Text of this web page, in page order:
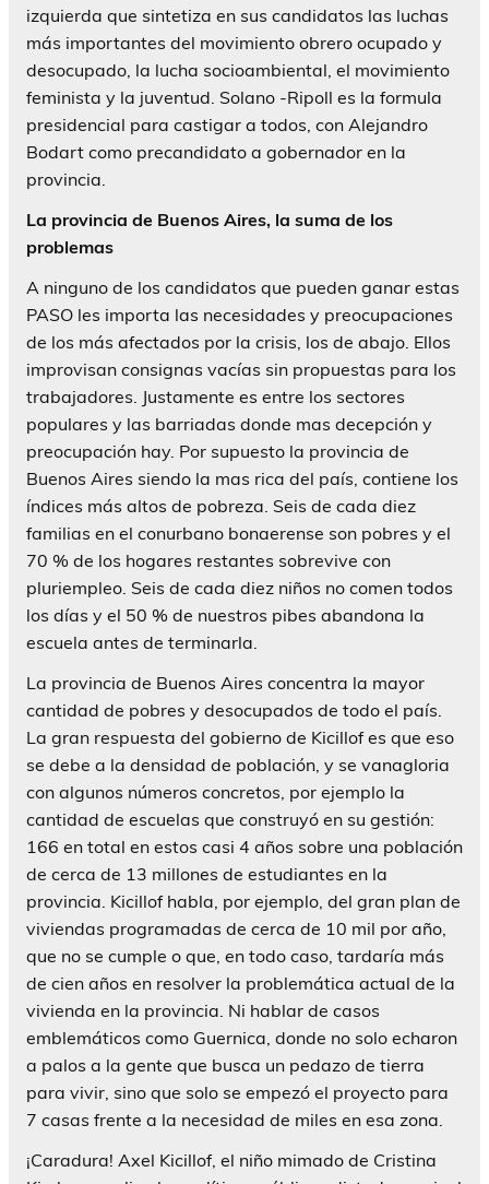
izquierda que sintetiza en sus candidatos las luchas
más importantes del movimiento obrero ocupado y
desocupado, la lucha socioambiental, el movimiento
feminista y la juventud. Solano -Ripoll es la formula
presidencial para castigar a todos, con Alejandro
Bodart como precandidato a gobernador en la
provincia.
La provincia de Buenos Aires, la suma de los
problemas
A ninguno de los candidatos que pueden ganar estas
PASO les importa las necesidades y preocupaciones
de los más afectados por la crisis, los de abajo. Ellos
improvisan consignas vacías sin propuestas para los
trabajadores. Justamente es entre los sectores
populares y las barriadas donde mas decepción y
preocupación hay. Por supuesto la provincia de
Buenos Aires siendo la mas rica del país, contiene los
índices más altos de pobreza. Seis de cada diez
familias en el conurbano bonaerense son pobres y el
70 % de los hogares restantes sobrevive con
pluriempleo. Seis de cada diez niños no comen todos
los días y el 50 % de nuestros pibes abandona la
escuela antes de terminarla.
La provincia de Buenos Aires concentra la mayor
cantidad de pobres y desocupados de todo el país.
La gran respuesta del gobierno de Kicillof es que eso
se debe a la densidad de población, y se vanagloria
con algunos números concretos, por ejemplo la
cantidad de escuelas que construyó en su gestión:
166 en total en estos casi 4 años sobre una población
de cerca de 13 millones de estudiantes en la
provincia. Kicillof habla, por ejemplo, del gran plan de
viviendas programadas de cerca de 10 mil por año,
que no se cumple o que, en todo caso, tardaría más
de cien años en resolver la problemática actual de la
vivienda en la provincia. Ni hablar de casos
emblemáticos como Guernica, donde no solo echaron
a palos a la gente que busca un pedazo de tierra
para vivir, sino que solo se empezó el proyecto para
7 casas frente a la necesidad de miles en esa zona.
¡Caradura! Axel Kicillof, el niño mimado de Cristina